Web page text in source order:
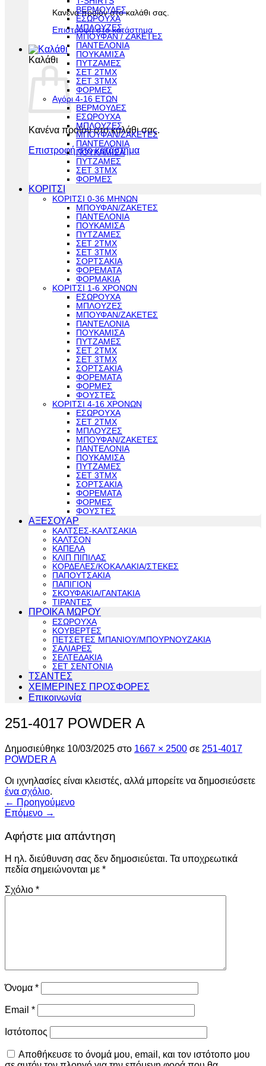
Κανένα προϊόν στο καλάθι σας.
Επιστροφή στο κατάστημα
Καλάθι
Κανένα προϊόν στο καλάθι σας.
Επιστροφή στο κατάστημα
ΒΕΡΜΟΥΔΕΣ
ΕΣΩΡΟΥΧΑ
ΜΠΛΟΥΖΕΣ
ΜΠΟΥΦΑΝ / ΖΑΚΕΤΕΣ
ΠΑΝΤΕΛΟΝΙΑ
ΠΟΥΚΑΜΙΣΑ
ΠΥΤΖΑΜΕΣ
ΣΕΤ 2ΤΜΧ
ΣΕΤ 3ΤΜΧ
ΦΟΡΜΕΣ
Αγόρι 4-16 ΕΤΩΝ
ΒΕΡΜΟΥΔΕΣ
ΕΣΩΡΟΥΧΑ
ΜΠΛΟΥΖΕΣ
ΜΠΟΥΦΑΝ/ΖΑΚΕΤΕΣ
ΠΑΝΤΕΛΟΝΙΑ
ΠΟΥΚΑΜΙΣΑ
ΠΥΤΖΑΜΕΣ
ΣΕΤ 3ΤΜΧ
ΦΟΡΜΕΣ
ΚΟΡΙΤΣΙ
ΚΟΡΙΤΣΙ 0-36 ΜΗΝΩΝ
ΜΠΟΥΦΑΝ/ΖΑΚΕΤΕΣ
ΠΑΝΤΕΛΟΝΙΑ
ΠΟΥΚΑΜΙΣΑ
ΠΥΤΖΑΜΕΣ
ΣΕΤ 2ΤΜΧ
ΣΕΤ 3ΤΜΧ
ΣΟΡΤΣΑΚΙΑ
ΦΟΡΕΜΑΤΑ
ΦΟΡΜΑΚΙΑ
ΚΟΡΙΤΣΙ 1-6 ΧΡΟΝΩΝ
ΕΣΩΡΟΥΧΑ
ΜΠΛΟΥΖΕΣ
ΜΠΟΥΦΑΝ/ΖΑΚΕΤΕΣ
ΠΑΝΤΕΛΟΝΙΑ
ΠΟΥΚΑΜΙΣΑ
ΠΥΤΖΑΜΕΣ
ΣΕΤ 2ΤΜΧ
ΣΕΤ 3ΤΜΧ
ΣΟΡΤΣΑΚΙΑ
ΦΟΡΕΜΑΤΑ
ΦΟΡΜΕΣ
ΦΟΥΣΤΕΣ
ΚΟΡΙΤΣΙ 4-16 ΧΡΟΝΩΝ
ΕΣΩΡΟΥΧΑ
ΣΕΤ 2ΤΜΧ
ΜΠΛΟΥΖΕΣ
ΜΠΟΥΦΑΝ/ΖΑΚΕΤΕΣ
ΠΑΝΤΕΛΟΝΙΑ
ΠΟΥΚΑΜΙΣΑ
ΠΥΤΖΑΜΕΣ
ΣΕΤ 3ΤΜΧ
ΣΟΡΤΣΑΚΙΑ
ΦΟΡΕΜΑΤΑ
ΦΟΡΜΕΣ
ΦΟΥΣΤΕΣ
ΑΞΕΣΟΥΑΡ
ΚΑΛΤΣΕΣ-ΚΑΛΤΣΑΚΙΑ
ΚΑΛΤΣΟΝ
ΚΑΠΕΛΑ
ΚΛΙΠ ΠΙΠΙΛΑΣ
ΚΟΡΔΕΛΕΣ/ΚΟΚΑΛΑΚΙΑ/ΣΤΕΚΕΣ
ΠΑΠΟΥΤΣΑΚΙΑ
ΠΑΠΙΓΙΟΝ
ΣΚΟΥΦΑΚΙΑ/ΓΑΝΤΑΚΙΑ
ΤΙΡΑΝΤΕΣ
ΠΡΟΙΚΑ ΜΩΡΟΥ
ΕΣΩΡΟΥΧΑ
ΚΟΥΒΕΡΤΕΣ
ΠΕΤΣΕΤΕΣ ΜΠΑΝΙΟΥ/ΜΠΟΥΡΝΟΥΖΑΚΙΑ
ΣΑΛΙΑΡΕΣ
ΣΕΛΤΕΔΑΚΙΑ
ΣΕΤ ΣΕΝΤΟΝΙΑ
ΤΣΑΝΤΕΣ
ΧΕΙΜΕΡΙΝΕΣ ΠΡΟΣΦΟΡΕΣ
Επικοινωνία
251-4017 POWDER A
Δημοσιεύθηκε 10/03/2025 στο 1667 × 2500 σε 251-4017
POWDER A
Οι ιχνηλασίες είναι κλειστές, αλλά μπορείτε να δημοσιεύσετε
ένα σχόλιο.
← Προηγούμενο
Επόμενο →
Αφήστε μια απάντηση
Η ηλ. διεύθυνση σας δεν δημοσιεύεται. Τα υποχρεωτικά
πεδία σημειώνονται με *
Σχόλιο *
Όνομα *
Email *
Ιστότοπος
Αποθήκευσε το όνομά μου, email, και τον ιστότοπο μου